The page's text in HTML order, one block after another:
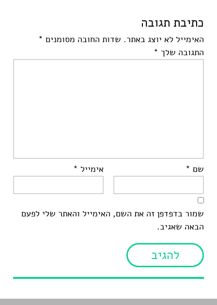
כתיבת תגובה
האימייל לא יוצג באתר. שדות החובה מסומנים *
התגובה שלך *
שם * אימייל *
שמור בדפדפן זה את השם, האימייל והאתר שלי לפעם
הבאה שאגיב.